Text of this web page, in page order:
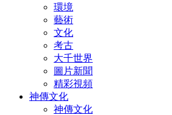
環境
藝術
文化
考古
大千世界
圖片新聞
精彩視頻
神傳文化
神傳文化